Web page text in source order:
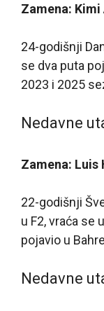
Zamena:
24-godišnji
se dva puta
2023 i 2025
Nedavne
Zamena: Luis
22-godišnji
u F2, vraća se
pojavio u
Nedavne